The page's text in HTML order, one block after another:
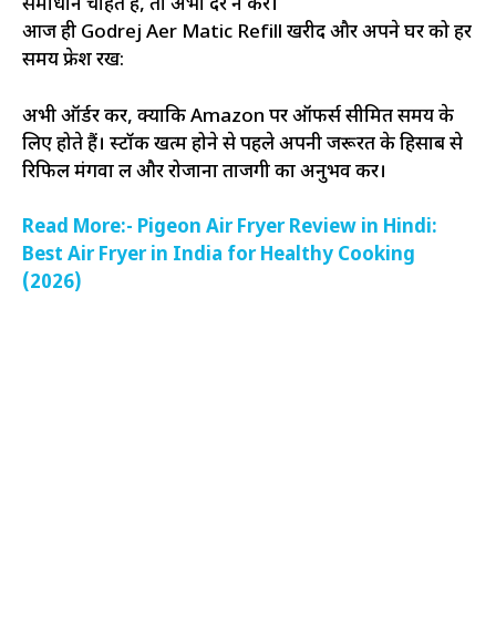
समाधान चाहते हैं, तो अभी देर न करें।
आज ही Godrej Aer Matic Refill खरीदें और अपने घर को हर
समय फ्रेश रखें:
अभी ऑर्डर करें, क्योंकि Amazon पर ऑफर्स सीमित समय के
लिए होते हैं। स्टॉक खत्म होने से पहले अपनी जरूरत के हिसाब से
रिफिल मंगवा लें और रोजाना ताजगी का अनुभव करें।
Read More:- Pigeon Air Fryer Review in Hindi:
Best Air Fryer in India for Healthy Cooking
(2026)